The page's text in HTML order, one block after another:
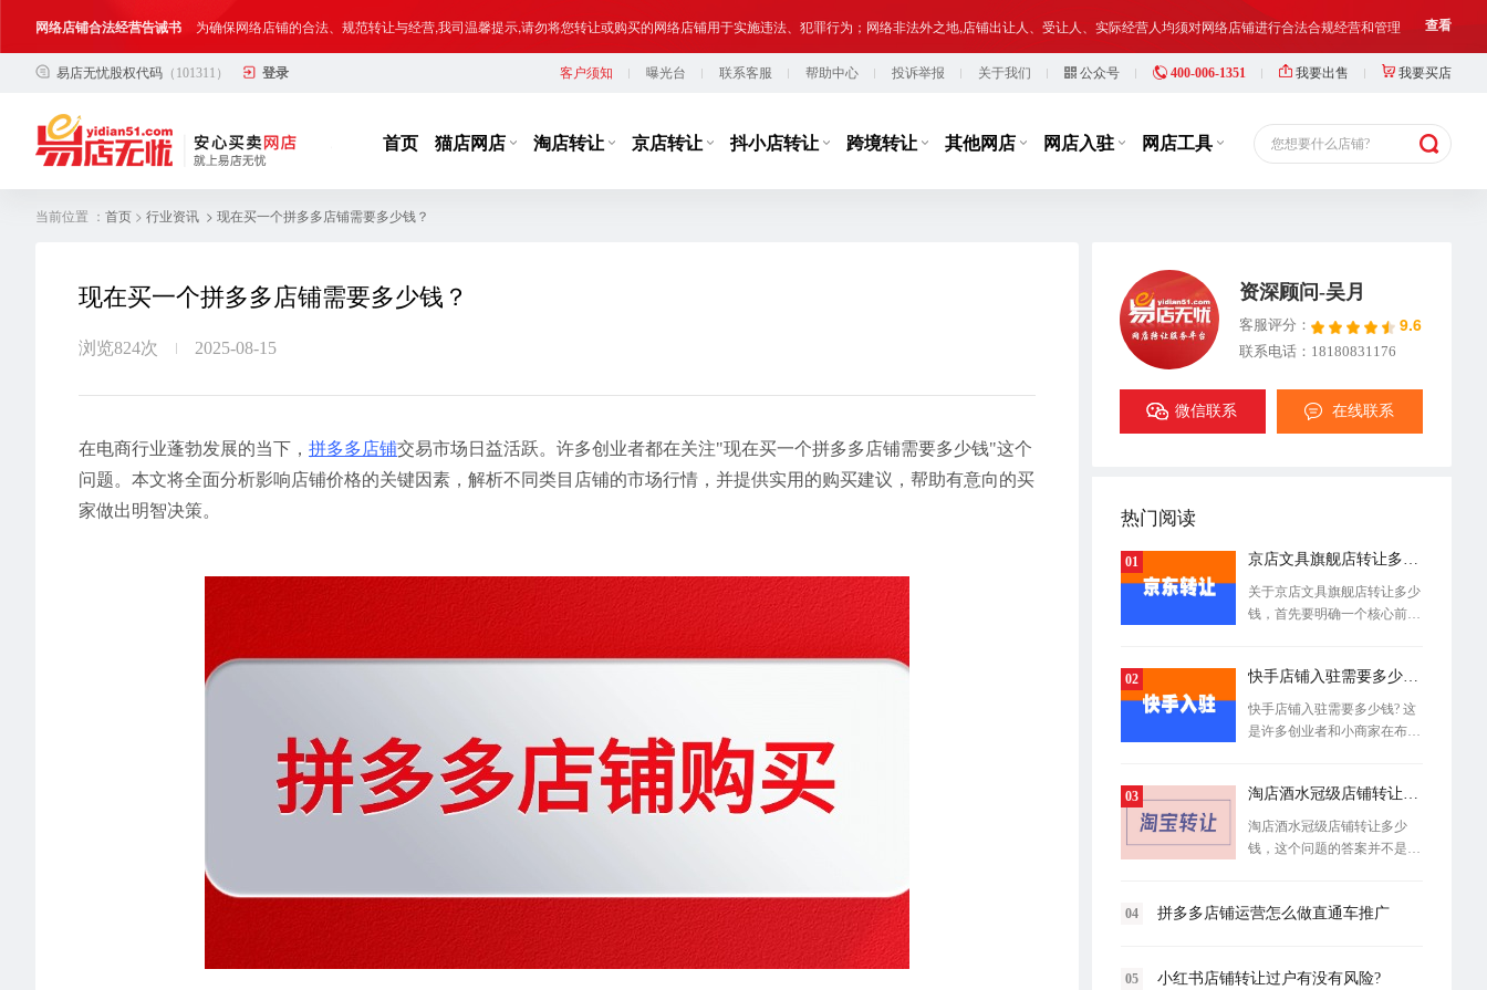
网络店铺合法经营告诫书 为确保网络店铺的合法、规范转让与经营,我司温馨提示,请勿将您转让或购买的网络店铺用于实施违法、犯罪行为；网络非法外之地,店铺出让人、受让人、实际经营人均须对网络店铺进行合法合规经营和管理 查看
合法合规经营告客户书 部分客户在购买抖店网络店铺后，存在试图规避平台监管，从事违规经营活动的行为，如引导线下交易、发布违规内容、进行虚假宣传等，此类行为违反了国家相关法律法规，也损害了抖店平台的市场秩序 查看
网络店铺合法经营告诫书 为确保网络店铺的合法、规范转让与经营,我司温馨提示,请勿将您转让或购买的网络店铺用于实施违法、犯罪行为；网络非法外之地,店铺出让人、受让人、实际经营人均须对网络店铺进行合法合规经营和管理 查看
易店无忧股权代码 （101311） 登录 客户须知 曝光台 联系客服 帮助中心 投诉举报 关于我们 公众号 400-006-1351 我要出售 我要买店
首页 猫店网店 淘店转让 京店转让 抖小店转让 跨境转让 其他网店 网店入驻 网店工具 您想要什么店铺?
当前位置 ： 首页 > 行业资讯 > 现在买一个拼多多店铺需要多少钱？
现在买一个拼多多店铺需要多少钱？
浏览824次 2025-08-15
在电商行业蓬勃发展的当下， 拼多多店铺交易市场日益活跃。许多创业者都在关注"现在买一个拼多多店铺需要多少钱"这个
问题。本文将全面分析影响店铺价格的关键因素，解析不同类目店铺的市场行情，并提供实用的购买建议，帮助有意向的买
家做出明智决策。
资深顾问-吴月
客服评分： 9.6
联系电话：18180831176
微信联系 在线联系
热门阅读
01 京店文具旗舰店转让多少钱？
关于京店文具旗舰店转让多少
钱，首先要明确一个核心前
02 快手店铺入驻需要多少钱?
快手店铺入驻需要多少钱? 这
是许多创业者和小商家在布局
03 淘店酒水冠级店铺转让多少钱？
淘店酒水冠级店铺转让多少
钱，这个问题的答案并不是一
04 拼多多店铺运营怎么做直通车推广
05 小红书店铺转让过户有没有风险?